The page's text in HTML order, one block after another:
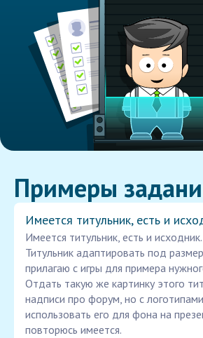
Примеры
Имеется титульник, есть и
Имеется титульник, есть и
Титульник адаптировать под
прилагаю с игры для примера
Отдать такую же картинку этого
надписи про форум, но с
использовать его для фона на
повторюсь имеется.